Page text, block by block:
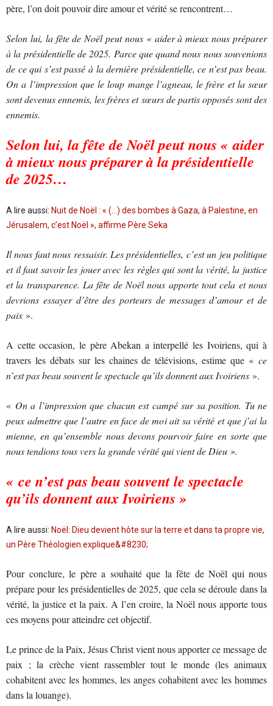
père, l’on doit pouvoir dire amour et vérité se rencontrent…
Selon lui, la fête de Noël peut nous « aider à mieux nous préparer
à la présidentielle de 2025. Parce que quand nous nous souvenions
de ce qui s’est passé à la dernière présidentielle, ce n’est pas beau.
On a l’impression que le loup mange l’agneau, le frère et la sœur
sont devenus ennemis, les frères et sœurs de partis opposés sont des
ennemis.
Selon lui, la fête de Noël peut nous « aider
à mieux nous préparer à la présidentielle
de 2025…
A lire aussi: Nuit de Noël : « (…) des bombes à Gaza, à Palestine, en
Jérusalem, c’est Noël », affirme Père Seka
Il nous faut nous ressaisir. Les présidentielles, c’est un jeu politique
et il faut savoir les jouer avec les règles qui sont la vérité, la justice
et la transparence. La fête de Noël nous apporte tout cela et nous
devrions essayer d’être des porteurs de messages d’amour et de
paix ».
A cette occasion, le père Abekan a interpellé les Ivoiriens, qui à
travers les débats sur les chaines de télévisions, estime que « ce
n’est pas beau souvent le spectacle qu’ils donnent aux Ivoiriens ».
« On a l’impression que chacun est campé sur sa position. Tu ne
peux admettre que l’autre en face de moi ait sa vérité et que j’ai la
mienne, en qu’ensemble nous devons pourvoir faire en sorte que
nous tendions tous vers la grande vérité qui vient de Dieu ».
« ce n’est pas beau souvent le spectacle
qu’ils donnent aux Ivoiriens »
A lire aussi: Noël: Dieu devient hôte sur la terre et dans ta propre vie,
un Père Théologien explique&#8230;
Pour conclure, le père a souhaité que la fête de Noël qui nous
prépare pour les présidentielles de 2025, que cela se déroule dans la
vérité, la justice et la paix. A l’en croire, la Noël nous apporte tous
ces moyens pour atteindre cet objectif.
Le prince de la Paix, Jésus Christ vient nous apporter ce message de
paix ; la crèche vient rassembler tout le monde (les animaux
cohabitent avec les hommes, les anges cohabitent avec les hommes
dans la louange).